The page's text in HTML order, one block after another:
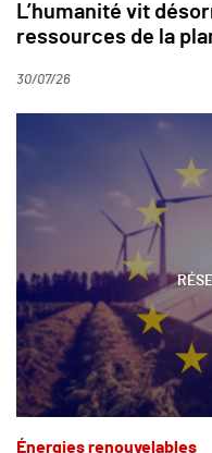
L’humanité vit
ressources de la
30/07/26
Énergies renouvelables